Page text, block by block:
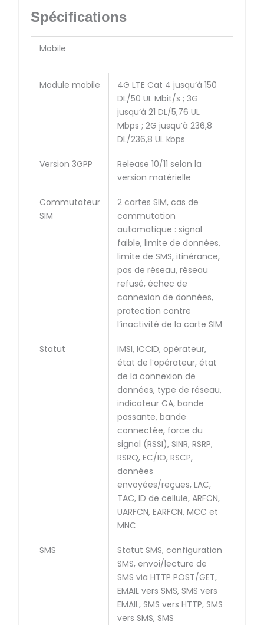
Spécifications
Mobile
Module mobile
4G LTE Cat 4 jusqu’à 150
DL/50 UL Mbit/s ; 3G
jusqu’à 21 DL/5,76 UL
Mbps ; 2G jusqu’à 236,8
DL/236,8 UL kbps
Version 3GPP
Release 10/11 selon la
version matérielle
Commutateur
SIM
2 cartes SIM, cas de
commutation
automatique : signal
faible, limite de données,
limite de SMS, itinérance,
pas de réseau, réseau
refusé, échec de
connexion de données,
protection contre
l’inactivité de la carte SIM
Statut
IMSI, ICCID, opérateur,
état de l’opérateur, état
de la connexion de
données, type de réseau,
indicateur CA, bande
passante, bande
connectée, force du
signal (RSSI), SINR, RSRP,
RSRQ, EC/IO, RSCP,
données
envoyées/reçues, LAC,
TAC, ID de cellule, ARFCN,
UARFCN, EARFCN, MCC et
MNC
SMS
Statut SMS, configuration
SMS, envoi/lecture de
SMS via HTTP POST/GET,
EMAIL vers SMS, SMS vers
EMAIL, SMS vers HTTP, SMS
vers SMS, SMS